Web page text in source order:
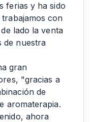
ferias y ha sido
con
lado la venta
de nuestra
gran
"gracias a
de
aromaterapia.
ahora